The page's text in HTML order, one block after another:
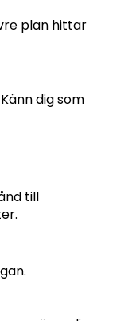
plan hittar
dig som
till